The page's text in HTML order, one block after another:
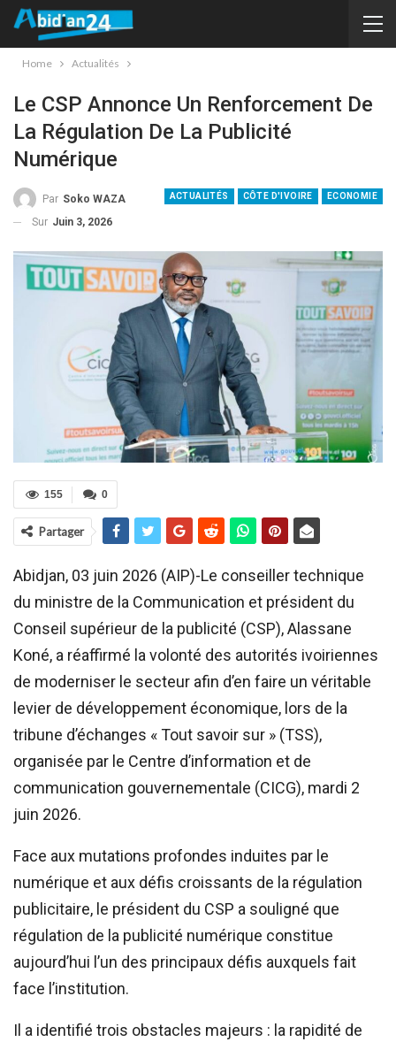
Home Actualités
Le CSP Annonce Un Renforcement De
La Régulation De La Publicité
Numérique
ACTUALITÉS CÔTE D'IVOIRE ECONOMIE
Par Soko WAZA
Sur Juin 3, 2026
0
155
Partager
Abidjan, 03 juin 2026 (AIP)-Le conseiller technique
du ministre de la Communication et président du
Conseil supérieur de la publicité (CSP), Alassane
Koné, a réaffirmé la volonté des autorités ivoiriennes
de moderniser le secteur afin d’en faire un véritable
levier de développement économique, lors de la
tribune d’échanges « Tout savoir sur » (TSS),
organisée par le Centre d’information et de
communication gouvernementale (CICG), mardi 2
juin 2026.
Face aux mutations profondes induites par le
numérique et aux défis croissants de la régulation
publicitaire, le président du CSP a souligné que
régulation de la publicité numérique constitue
aujourd’hui l’un des principaux défis auxquels fait
face l’institution.
Il a identifié trois obstacles majeurs : la rapidité de